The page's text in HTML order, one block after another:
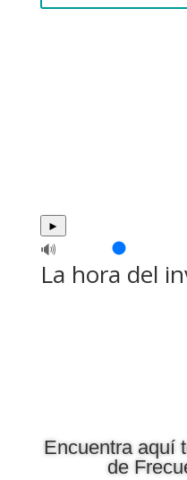
►
🔊
La hora del
Encuentra aquí
de